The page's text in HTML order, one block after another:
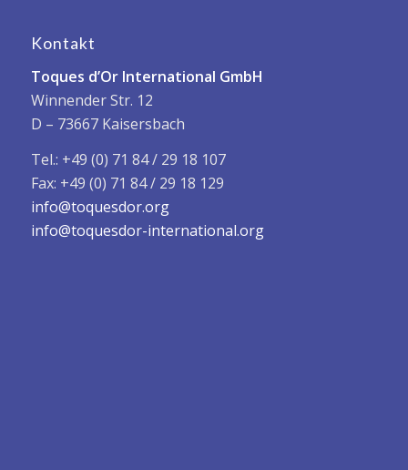
Kontakt
Toques d’Or International GmbH
Winnender Str. 12
D – 73667 Kaisersbach
Tel.: +49 (0) 71 84 / 29 18 107
Fax: +49 (0) 71 84 / 29 18 129
info@toquesdor.org
info@toquesdor-international.org